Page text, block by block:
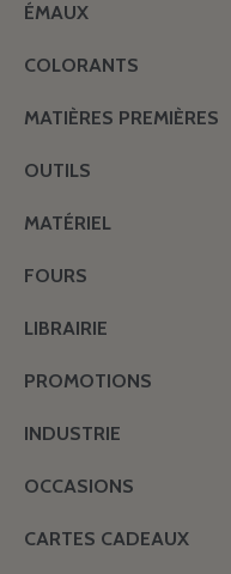
ÉMAUX
COLORANTS
MATIÈRES PREMIÈRES
OUTILS
MATÉRIEL
FOURS
LIBRAIRIE
PROMOTIONS
INDUSTRIE
OCCASIONS
CARTES CADEAUX